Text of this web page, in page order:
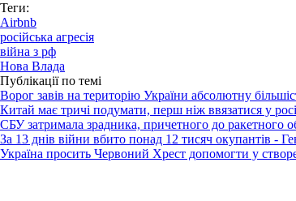
Теги:
Airbnb
російська агресія
війна з рф
Нова Влада
Публікації по темі
Ворог завів на територію України абсолютну
Китай має тричі подумати, перш ніж ввязатися у
СБУ затримала зрадника, причетного до ракетного
За 13 днів війни вбито понад 12 тисяч окупантів -
Україна просить Червоний Хрест допомогти у